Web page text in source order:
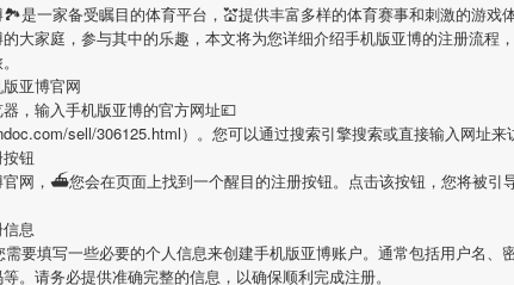
🏞是一家备受瞩目的体育平台，💒提供丰富多样的体育赛事和刺激的游戏
的大家庭，参与其中的乐趣，本文将为您详细介绍手机版亚博的注册流程
亚博官网
，输入手机版亚博的官方网址💷
sell/306125.html）。您可以通过搜索引擎搜索或直接输入网址来
钮
官网，⛴您会在页面上找到一个醒目的注册按钮。点击该按钮，您将被引
息
要填写一些必要的个人信息来创建手机版亚博账户。通常包括用户名、
。请务必提供准确完整的信息，以确保顺利完成注册。